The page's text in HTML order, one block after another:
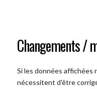
Changements /
Si les données affichées
nécessitent d'être